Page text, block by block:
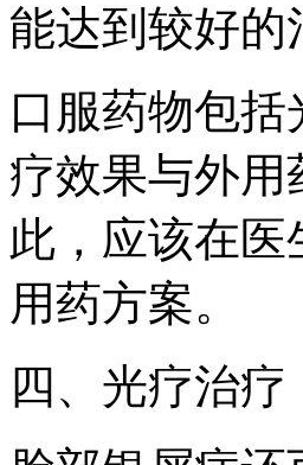
能达到较好的
口服药物包
疗效果与外
此，应该在
用药方案。
四、光疗治疗